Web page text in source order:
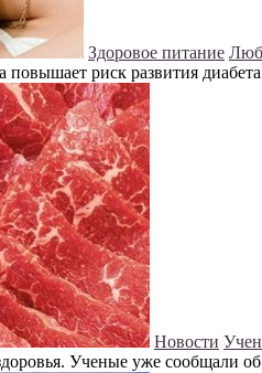
Здоровое питание
повышает риск развития
Новости
Ученые уже сообщали